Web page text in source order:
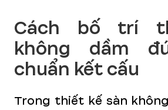
Cách bố trí
không dầm
chuẩn kết cấu
Trong thiết kế sàn